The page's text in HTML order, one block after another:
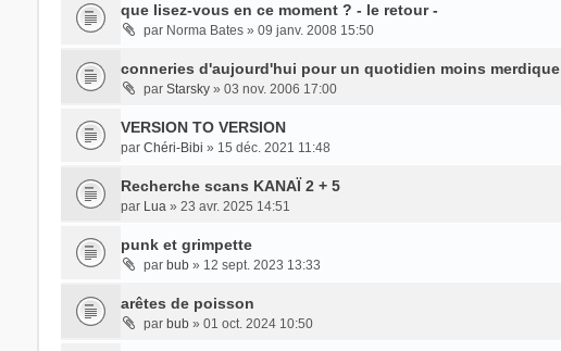
que lisez-vous en ce moment ? - le retour -
par Norma Bates» 09 janv. 2008 15:50
conneries d'aujourd'hui pour un quotidien moins merdique
par Starsky» 03 nov. 2006 17:00
VERSION TO VERSION
par Chéri-Bibi » 15 déc. 2021 11:48
Recherche scans KANAÏ 2 + 5
par Lua» 23 avr. 2025 14:51
punk et grimpette
par bub» 12 sept. 2023 13:33
arêtes de poisson
par bub» 01 oct. 2024 10:50